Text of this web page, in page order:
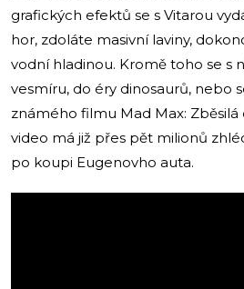
grafických efektů se s Vitarou
hor, zdoláte masivní laviny,
vodní hladinou. Kromě toho se s
vesmíru, do éry dinosaurů, nebo
známého filmu Mad Max: Zběsilá
video má již přes pět milionů
po koupi Eugenovho auta.